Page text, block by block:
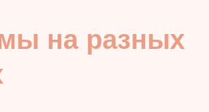
на разных